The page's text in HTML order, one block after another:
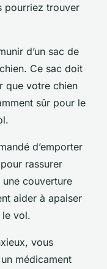
pourriez trouver
d’un sac de
Ce sac doit
que votre chien
sûr pour le
d’emporter
rassurer
couverture
aider à apaiser
le vol.
vous
médicament